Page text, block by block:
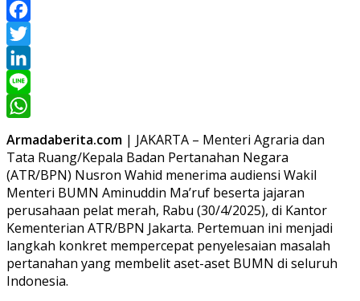
Facebook
Twitter
LinkedIn
Line
Armadaberita.com | JAKARTA – Menteri Agraria dan
Tata Ruang/Kepala Badan Pertanahan Negara
(ATR/BPN) Nusron Wahid menerima audiensi Wakil
Menteri BUMN Aminuddin Ma’ruf beserta jajaran
perusahaan pelat merah, Rabu (30/4/2025), di Kantor
Kementerian ATR/BPN Jakarta. Pertemuan ini menjadi
langkah konkret mempercepat penyelesaian masalah
pertanahan yang membelit aset-aset BUMN di seluruh
Indonesia.